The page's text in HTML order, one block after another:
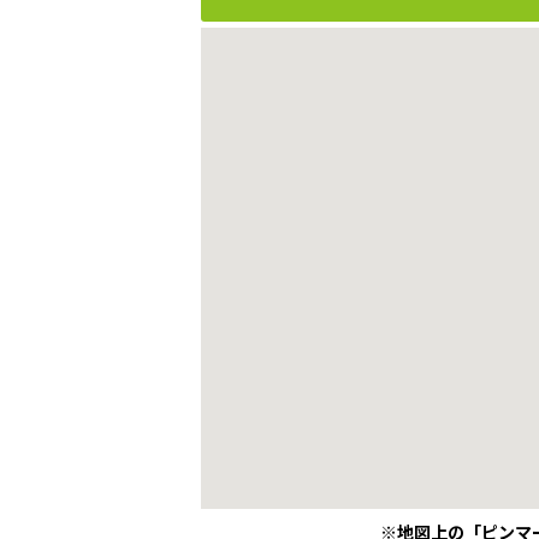
※地図上の「ピンマ